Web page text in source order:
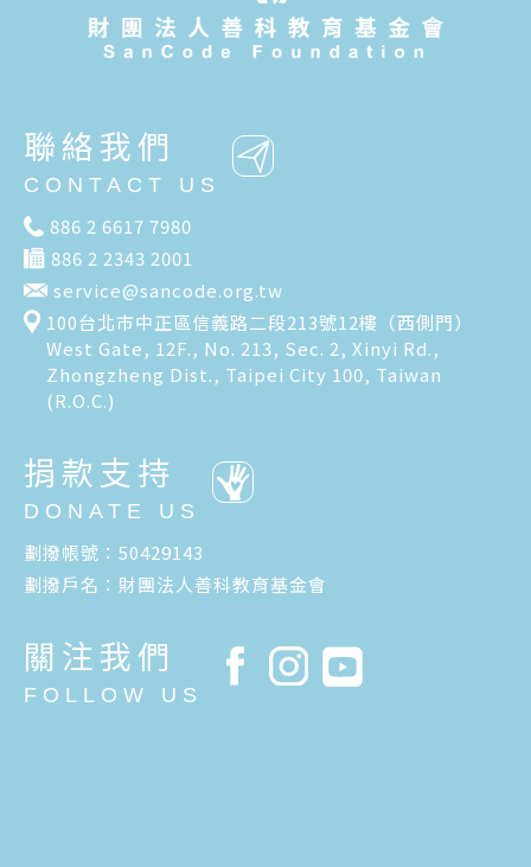
聯絡我們
CONTACT US
886 2 6617 7980
886 2 2343 2001
service@sancode.org.tw
100台北市中正區信義路二段213號12樓（西側門）
West Gate, 12F., No. 213, Sec. 2, Xinyi Rd.,
Zhongzheng Dist., Taipei City 100, Taiwan
(R.O.C.)
捐款支持
DONATE US
劃撥帳號：50429143
劃撥戶名：財團法人善科教育基金會
關注我們
FOLLOW US